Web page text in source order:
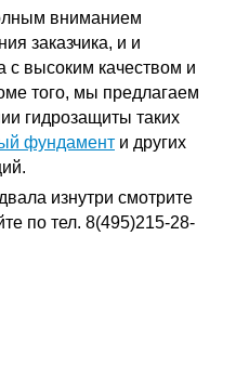
вниманием
заказчика, и и
с высоким качеством и
того, мы предлагаем
гидрозащиты таких
фундамент и других
изнутри смотрите
по тел. 8(495)215-28-